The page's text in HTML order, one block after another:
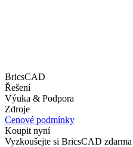
BricsCAD
Řešení
Výuka & Podpora
Zdroje
Cenové podmínky
Koupit nyní
Vyzkoušejte si BricsCAD zdarma